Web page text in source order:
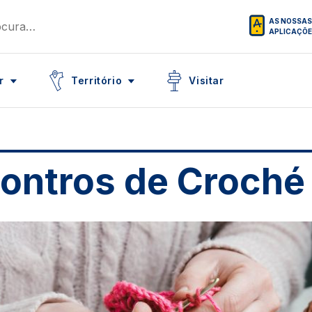
AS NOSSAS
Território
Icon Visitar
Icon
de Croché